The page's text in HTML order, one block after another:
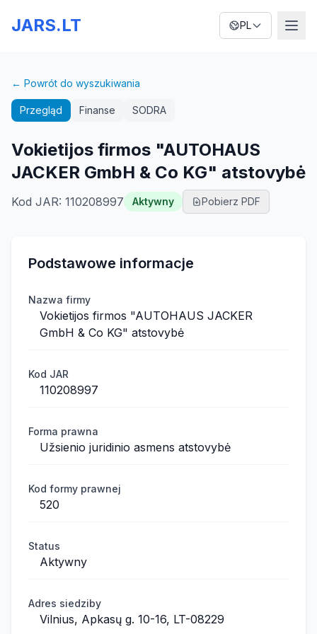
JARS.LT PL
← Powrót do wyszukiwania
Przegląd Finanse SODRA
Vokietijos firmos "AUTOHAUS
JACKER GmbH & Co KG" atstovybė
Kod JAR: 110208997 Aktywny Pobierz PDF
Podstawowe informacje
Nazwa firmy
Vokietijos firmos "AUTOHAUS JACKER
GmbH & Co KG" atstovybė
Kod JAR
110208997
Forma prawna
Užsienio juridinio asmens atstovybė
Kod formy prawnej
520
Status
Aktywny
Adres siedziby
Vilnius, Apkasų g. 10-16, LT-08229